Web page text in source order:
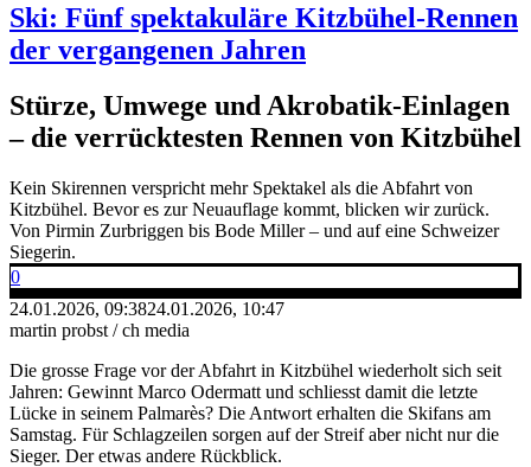
Ski: Fünf spektakuläre Kitzbühel-Rennen
der vergangenen Jahren
Stürze, Umwege und Akrobatik-Einlagen
– die verrücktesten Rennen von Kitzbühel
Kein Skirennen verspricht mehr Spektakel als die Abfahrt von
Kitzbühel. Bevor es zur Neuauflage kommt, blicken wir zurück.
Von Pirmin Zurbriggen bis Bode Miller – und auf eine Schweizer
Siegerin.
0
24.01.2026, 09:3824.01.2026, 10:47
martin probst / ch media
Die grosse Frage vor der Abfahrt in Kitzbühel wiederholt sich seit
Jahren: Gewinnt Marco Odermatt und schliesst damit die letzte
Lücke in seinem Palmarès? Die Antwort erhalten die Skifans am
Samstag. Für Schlagzeilen sorgen auf der Streif aber nicht nur die
Sieger. Der etwas andere Rückblick.